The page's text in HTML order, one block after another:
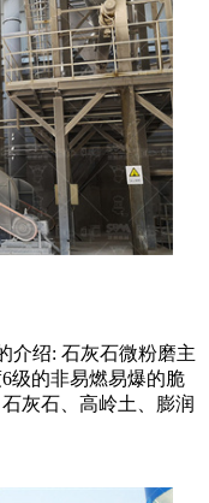
介绍: 石灰石微粉磨主
级的非易燃易爆的脆
灰石、高岭土、膨润